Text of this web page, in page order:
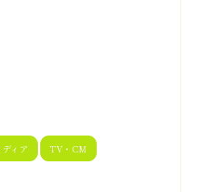
ディア TV・CM